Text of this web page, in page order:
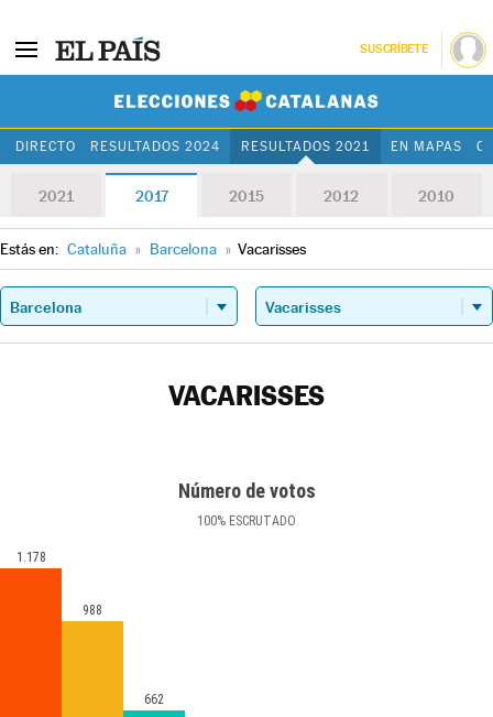
SUSCRÍBETE
DIRECTO RESULTADOS 2024 RESULTADOS 2021 EN MAPAS
2021 2017 2015 2012 2010
Estás en: Cataluña » Barcelona » Vacarisses
VACARISSES
Número de votos
100% ESCRUTADO
1.178
988
662